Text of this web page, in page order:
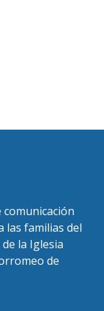
comunicación
las familias del
la Iglesia
de